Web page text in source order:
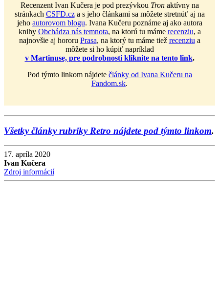
Recenzent Ivan Kučera je pod prezývkou Tronaktívny na
stránkach CSFD.cza s jeho článkami sa môžete stretnúť aj na
jeho autorovom blogu. Ivana Kučeru poznáme aj ako autora
knihy Obchádza nás temnota, na ktorú tu máme recenziu, a
najnovšie aj hororu Prasa, na ktorý tu máme tiež recenziu a
môžete si ho kúpiť napríklad
v Martinuse, pre podrobnosti kliknite na tento link.
Pod týmto linkom nájdete články od Ivana Kučeru na
Fandom.sk.
Všetky články rubriky Retro nájdete pod týmto linkom.
17. apríla 2020
Ivan Kučera
Zdroj informácií